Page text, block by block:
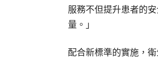
服務不但提升患者的
量。」
配合新標準的實施，